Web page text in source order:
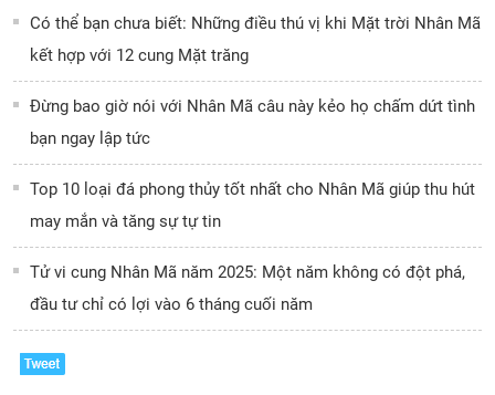
Có thể bạn chưa biết: Những điều thú vị khi Mặt trời Nhân Mã
kết hợp với 12 cung Mặt trăng
Đừng bao giờ nói với Nhân Mã câu này kẻo họ chấm dứt tình
bạn ngay lập tức
Top 10 loại đá phong thủy tốt nhất cho Nhân Mã giúp thu hút
may mắn và tăng sự tự tin
Tử vi cung Nhân Mã năm 2025: Một năm không có đột phá,
đầu tư chỉ có lợi vào 6 tháng cuối năm